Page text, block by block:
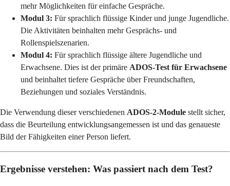
mehr Möglichkeiten für einfache Gespräche.
Modul 3: Für sprachlich flüssige Kinder und junge Jugendliche.
Die Aktivitäten beinhalten mehr Gesprächs- und
Rollenspielszenarien.
Modul 4: Für sprachlich flüssige ältere Jugendliche und
Erwachsene. Dies ist der primäre ADOS-Test für Erwachsene
und beinhaltet tiefere Gespräche über Freundschaften,
Beziehungen und soziales Verständnis.
Die Verwendung dieser verschiedenen ADOS-2-Module stellt sicher,
dass die Beurteilung entwicklungsangemessen ist und das genaueste
Bild der Fähigkeiten einer Person liefert.
Ergebnisse verstehen: Was passiert nach dem Test?